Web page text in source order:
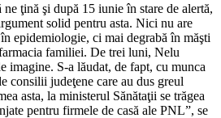
ţină şi după 15 iunie în stare de alertă,
solid pentru asta. Nici nu are
epidemiologie, ci mai degrabă în măşti
familiei. De trei luni, Nelu
imagine. S-a lăudat, de fapt, cu munca
consilii judeţene care au dus greul
asta, la ministerul Sănătaţii se trăgea
pentru firmele de casă ale PNL”, se